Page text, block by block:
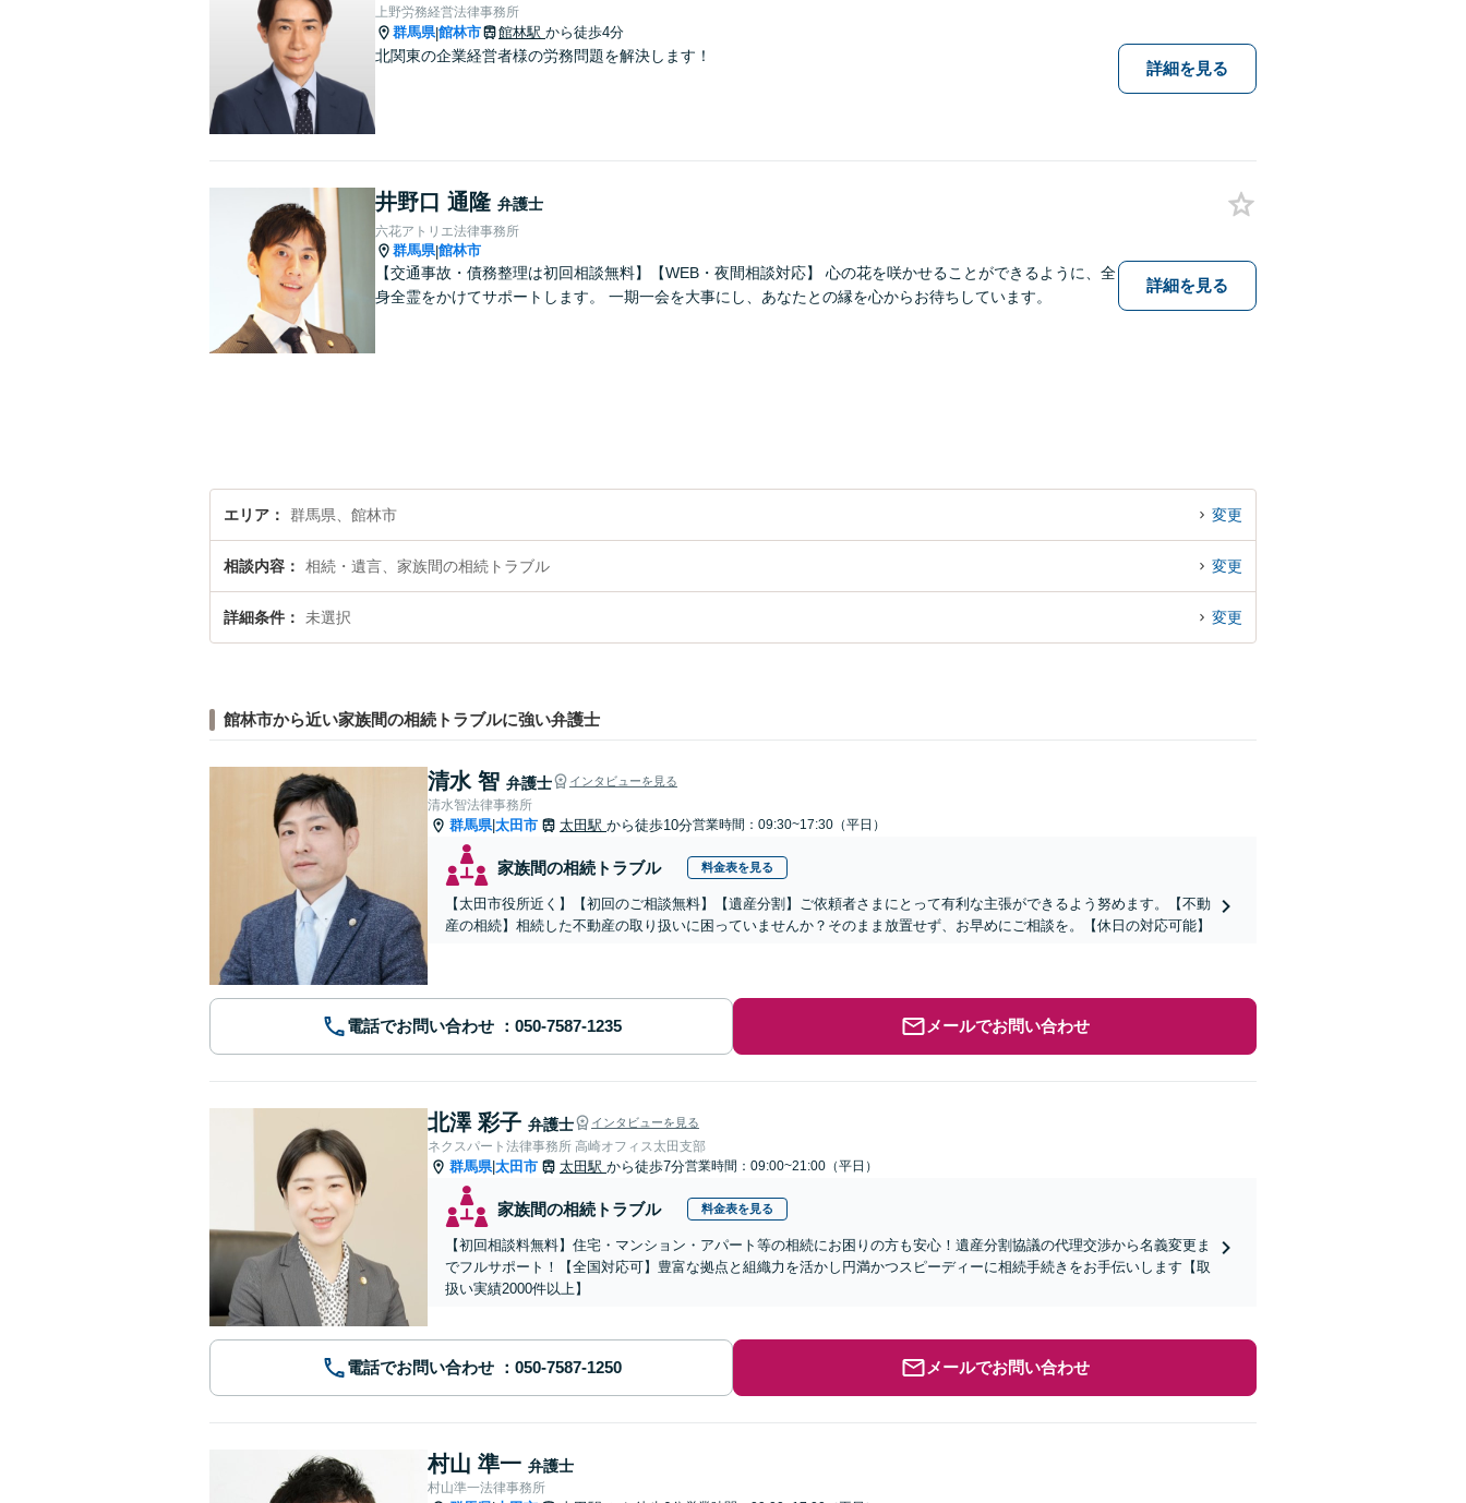
上野労務経営法律事務所
群馬県|館林市 館林駅 から徒歩4分
北関東の企業経営者様の労務問題を解決します！
詳細を見る
井野口 通隆 弁護士
六花アトリエ法律事務所
群馬県|館林市
【交通事故・債務整理は初回相談無料】【WEB・夜間相談対応】 心の花を咲かせることができるように、全
身全霊をかけてサポートします。 一期一会を大事にし、あなたとの縁を心からお待ちしています。
詳細を見る
エリア 群馬県、館林市 変更
相談内容 相続・遺言、家族間の相続トラブル 変更
詳細条件 未選択 変更
館林市から近い家族間の相続トラブルに強い弁護士
清水 智 弁護士 インタビューを見る
清水智法律事務所
群馬県|太田市 太田駅 から徒歩10分営業時間：09:30~17:30（平日）
家族間の相続トラブル 料金表を見る
【太田市役所近く】【初回のご相談無料】【遺産分割】ご依頼者さまにとって有利な主張ができるよう努めます。【不動
産の相続】相続した不動産の取り扱いに困っていませんか？そのまま放置せず、お早めにご相談を。【休日の対応可能】
電話でお問い合わせ メールでお問い合わせ
北澤 彩子 弁護士 インタビューを見る
ネクスパート法律事務所 高崎オフィス太田支部
群馬県|太田市 太田駅 から徒歩7分営業時間：09:00~21:00（平日）
家族間の相続トラブル 料金表を見る
【初回相談料無料】住宅・マンション・アパート等の相続にお困りの方も安心！遺産分割協議の代理交渉から名義変更ま
でフルサポート！【全国対応可】豊富な拠点と組織力を活かし円満かつスピーディーに相続手続きをお手伝いします【取
扱い実績2000件以上】
電話でお問い合わせ メールでお問い合わせ
村山 準一 弁護士
村山準一法律事務所